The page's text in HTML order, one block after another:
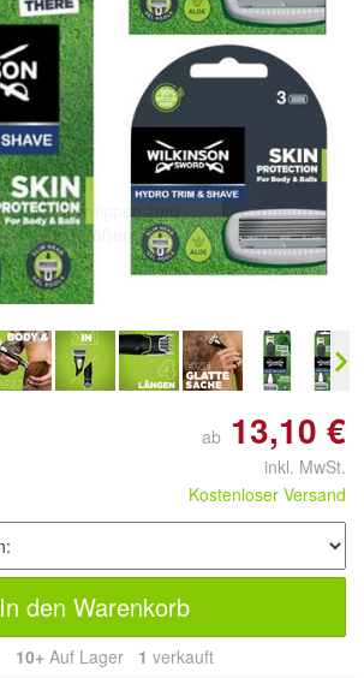
Doppelt antippen zum
vergrößern
ab 13,10 €
inkl. MwSt.
Kostenloser Versand
In den Warenkorb
10+ Auf Lager 1 verkauft